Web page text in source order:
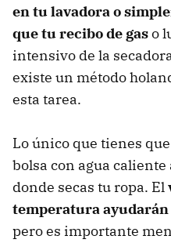
en tu lavadora o
que tu recibo de gaso
intensivo de la
existe un método
esta tarea.
Lo único que tienes
bolsa con agua
donde secas tu ropa. El
temperatura ayudarán
pero es importante